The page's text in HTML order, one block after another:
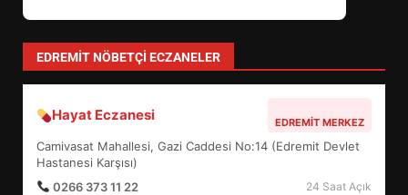
EDREMIT NÖBETÇI ECZANELER
Hayat Eczanesi EDREMIT MERKEZ
Camivasat Mahallesi, Gazi Caddesi No:14 (Edremit Devlet
Hastanesi Karşısı)
0266 373 11 22
24 Saat Açık
3
SÜRDÜRÜLEBİLİRLİKTE NE
4
EDREMİT’İN GURURU TÜRKİYE
FİNALİNDE NE BAŞARDI?